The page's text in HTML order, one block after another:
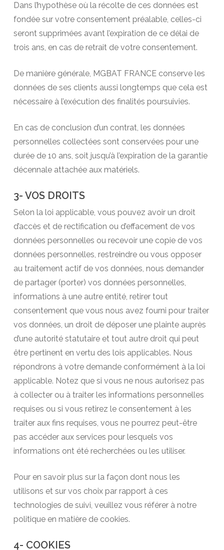
Dans l’hypothèse où la récolte de ces données est
fondée sur votre consentement préalable, celles-ci
seront supprimées avant l’expiration de ce délai de
trois ans, en cas de retrait de votre consentement.
De manière générale, MGBAT FRANCE conserve les
données de ses clients aussi longtemps que cela est
nécessaire à l’exécution des finalités poursuivies.
En cas de conclusion d’un contrat, les données
personnelles collectées sont conservées pour une
durée de 10 ans, soit jusqu’à l’expiration de la garantie
décennale attachée aux matériels.
3- VOS DROITS
Selon la loi applicable, vous pouvez avoir un droit
d’accès et de rectification ou d’effacement de vos
données personnelles ou recevoir une copie de vos
données personnelles, restreindre ou vous opposer
au traitement actif de vos données, nous demander
de partager (porter) vos données personnelles,
informations à une autre entité, retirer tout
consentement que vous nous avez fourni pour traiter
vos données, un droit de déposer une plainte auprès
d’une autorité statutaire et tout autre droit qui peut
être pertinent en vertu des lois applicables. Nous
répondrons à votre demande conformément à la loi
applicable. Notez que si vous ne nous autorisez pas
à collecter ou à traiter les informations personnelles
requises ou si vous retirez le consentement à les
traiter aux fins requises, vous ne pourrez peut-être
pas accéder aux services pour lesquels vos
informations ont été recherchées ou les utiliser.
Pour en savoir plus sur la façon dont nous les
utilisons et sur vos choix par rapport à ces
technologies de suivi, veuillez vous référer à notre
politique en matière de cookies.
4- COOKIES